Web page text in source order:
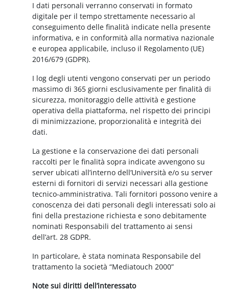
I dati personali verranno conservati in formato
digitale per il tempo strettamente necessario al
conseguimento delle finalità indicate nella presente
informativa, e in conformità alla normativa nazionale
e europea applicabile, incluso il Regolamento (UE)
2016/679 (GDPR).
I log degli utenti vengono conservati per un periodo
massimo di 365 giorni esclusivamente per finalità di
sicurezza, monitoraggio delle attività e gestione
operativa della piattaforma, nel rispetto dei principi
di minimizzazione, proporzionalità e integrità dei
dati.
La gestione e la conservazione dei dati personali
raccolti per le finalità sopra indicate avvengono su
server ubicati all’interno dell’Università e/o su server
esterni di fornitori di servizi necessari alla gestione
tecnico-amministrativa. Tali fornitori possono venire a
conoscenza dei dati personali degli interessati solo ai
fini della prestazione richiesta e sono debitamente
nominati Responsabili del trattamento ai sensi
dell’art. 28 GDPR.
In particolare, è stata nominata Responsabile del
trattamento la società “Mediatouch 2000”
Note sui diritti dell’interessato